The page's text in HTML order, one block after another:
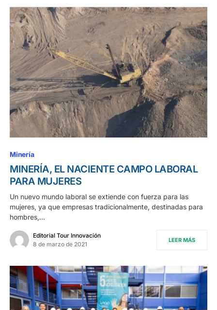
Minería
MINERÍA, EL NACIENTE CAMPO LABORAL
PARA MUJERES
Un nuevo mundo laboral se extiende con fuerza para las
mujeres, ya que empresas tradicionalmente, destinadas para
hombres,…
Editorial Tour Innovación
8 de marzo de 2021
LEER MÁS